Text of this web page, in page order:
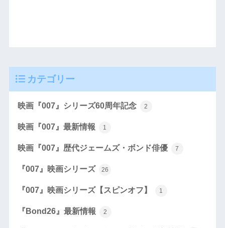
カテゴリー
映画『007』シリーズ60周年記念 2
映画『007』最新情報 1
映画『007』歴代ジェームズ・ボンド俳優 7
『007』映画シリーズ 26
『007』映画シリーズ【スピンオフ】 1
『Bond26』最新情報 2